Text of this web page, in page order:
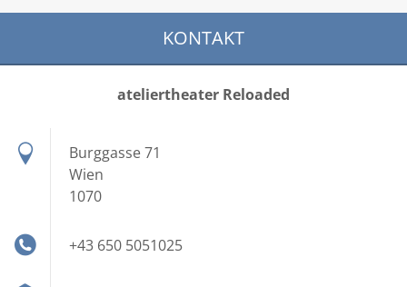
KONTAKT
ateliertheater Reloaded
Burggasse 71
Wien
1070
+43 650 5051025